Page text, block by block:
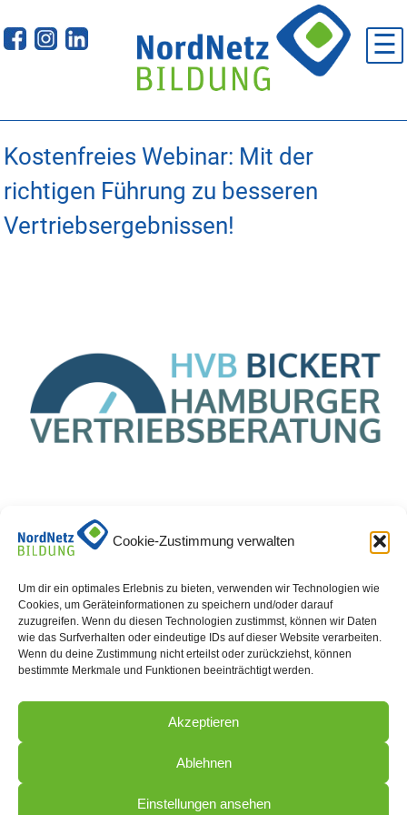
Cookie-Zustimmung verwalten
Um dir ein optimales Erlebnis zu bieten, verwenden wir Technologien wie
Cookies, um Geräteinformationen zu speichern und/oder darauf
zuzugreifen. Wenn du diesen Technologien zustimmst, können wir Daten
wie das Surfverhalten oder eindeutige IDs auf dieser Website verarbeiten.
Wenn du deine Zustimmung nicht erteilst oder zurückziehst, können
bestimmte Merkmale und Funktionen beeinträchtigt werden.
Akzeptieren
Ablehnen
Einstellungen ansehen
to
content
☰
Kostenfreies Webinar: Mit der
richtigen Führung zu besseren
Vertriebsergebnissen!
Netzwerk-Mitglied Bernd Bickert von der HVB
Bickert bietet kostenfreie Seminare zum Thema "Mit
der richtigen Führung zu besseren
unverbindlich auf der Homepage der HVB Bickert
informieren: "https://www.bbhvb.de/webinar